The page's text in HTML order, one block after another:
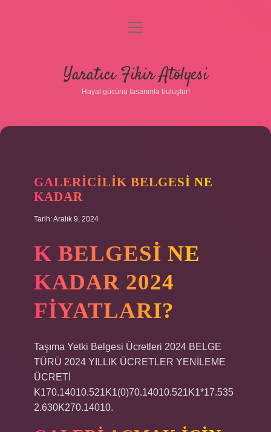
Gizlilik Politikası
Hakkımızda
menüyü
Yaratıcı Fikir Atölyesi
Hayal gücünü tasarımla buluştur!
GALERICILIK BELGESI NE
KADAR
Tarih: Aralık 9, 2024
K BELGESI NE
KADAR 2024
FIYATLARI?
Taşıma Yetki Belgesi Ücretleri 2024 BELGE
TÜRÜ 2024 YILLIK ÜCRETLER YENİLEME
ÜCRETİ
K170.14010.521K1(0)70.14010.521K1*17.535
2.630K270.14010.